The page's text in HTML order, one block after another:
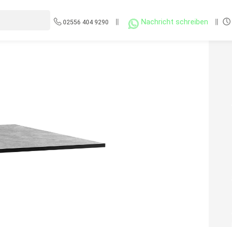
02556 404 9290 Nachricht schreiben